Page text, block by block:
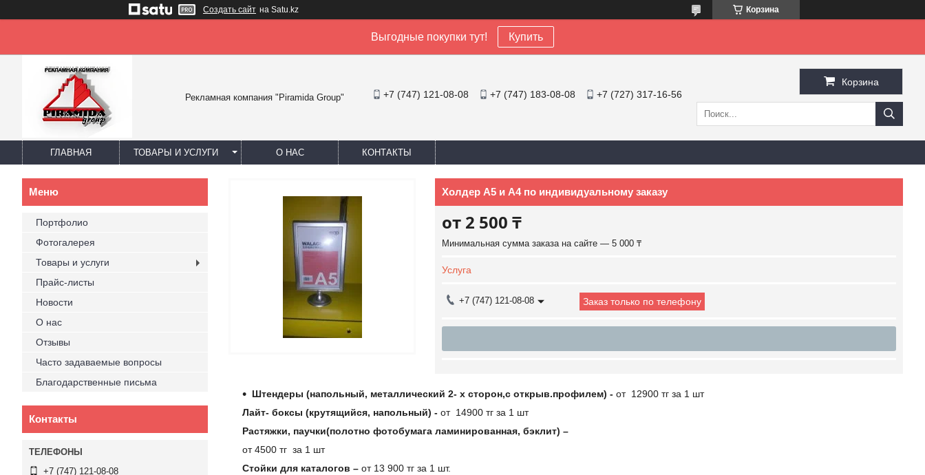
Создать сайт на Satu.kz Корзина
Выгодные покупки тут! Купить
Рекламная компания "Piramida Group" +7 (747) 121-08-08 +7 (747) 183-08-08 +7 (727) 317-16-56
Корзина
ГЛАВНАЯ ТОВАРЫ И УСЛУГИ О НАС КОНТАКТЫ
Холдер А5 и А4 по индивидуальному заказу
от 2 500 ₸
Минимальная сумма заказа на сайте — 5 000 ₸
Услуга
+7 (747) 121-08-08 Заказ только по телефону
Штендеры (напольный, металлический 2- х сторон,с открыв.профилем) - от 12900 тг за 1 шт
Лайт- боксы (крутящийся, напольный) - от 14900 тг за 1 шт
Растяжки, паучки(полотно фотобумага ламинированная, бэклит) –
от 4500 тг за 1 шт
Стойки для каталогов – от 13 900 тг за 1 шт.
Портфолио
Фотогалерея
Товары и услуги
Прайс-листы
Новости
О нас
Отзывы
Часто задаваемые вопросы
Благодарственные письма
Контакты
+7 (747) 121-08-08